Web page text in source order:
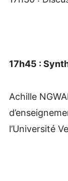
17h45 :
Achille
l’Université